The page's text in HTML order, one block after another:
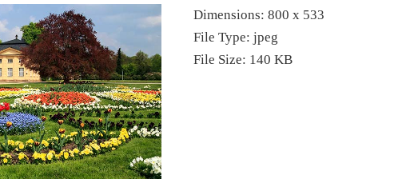
Dimensions: 800 x 533
File Type: jpeg
File Size: 140 KB